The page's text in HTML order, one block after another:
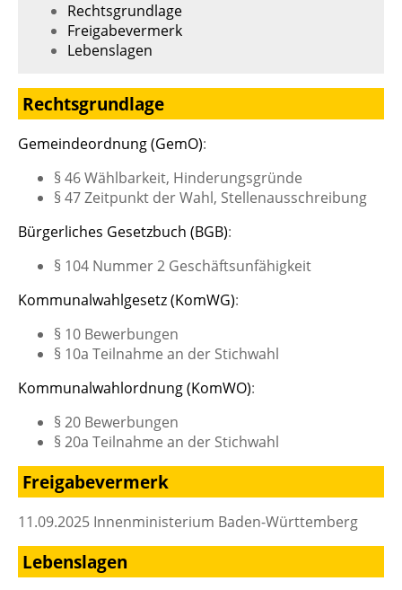
Rechtsgrundlage
Freigabevermerk
Lebenslagen
Rechtsgrundlage
Gemeindeordnung (GemO):
§ 46 Wählbarkeit, Hinderungsgründe
§ 47 Zeitpunkt der Wahl, Stellenausschreibung
Bürgerliches Gesetzbuch (BGB):
§ 104 Nummer 2 Geschäftsunfähigkeit
Kommunalwahlgesetz (KomWG):
§ 10 Bewerbungen
§ 10a Teilnahme an der Stichwahl
Kommunalwahlordnung (KomWO):
§ 20 Bewerbungen
§ 20a Teilnahme an der Stichwahl
Freigabevermerk
11.09.2025 Innenministerium Baden-Württemberg
Lebenslagen